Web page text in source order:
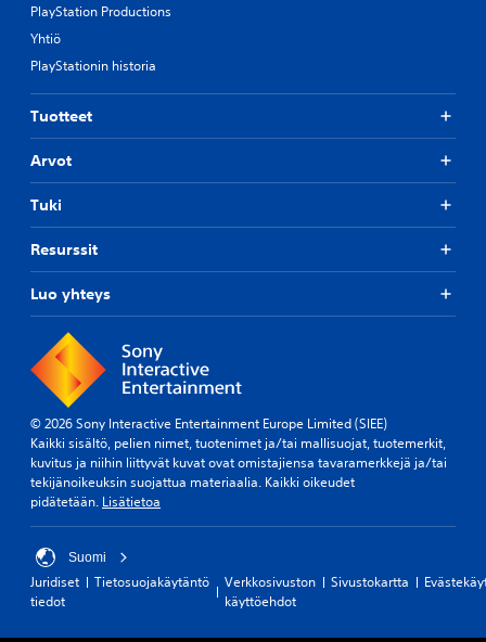
PlayStation Productions
Yhtiö
PlayStationin historia
Tuotteet
Arvot
Tuki
Resurssit
Luo yhteys
© 2026 Sony Interactive Entertainment Europe Limited (SIEE)
Kaikki sisältö, pelien nimet, tuotenimet ja/tai mallisuojat, tuotemerkit,
kuvitus ja niihin liittyvät kuvat ovat omistajiensa tavaramerkkejä ja/tai
tekijänoikeuksin suojattua materiaalia. Kaikki oikeudet
pidätetään. Lisätietoa
Suomi
Juridiset
tiedot
Tietosuojakäytäntö
Verkkosivuston
käyttöehdot
Sivustokartta